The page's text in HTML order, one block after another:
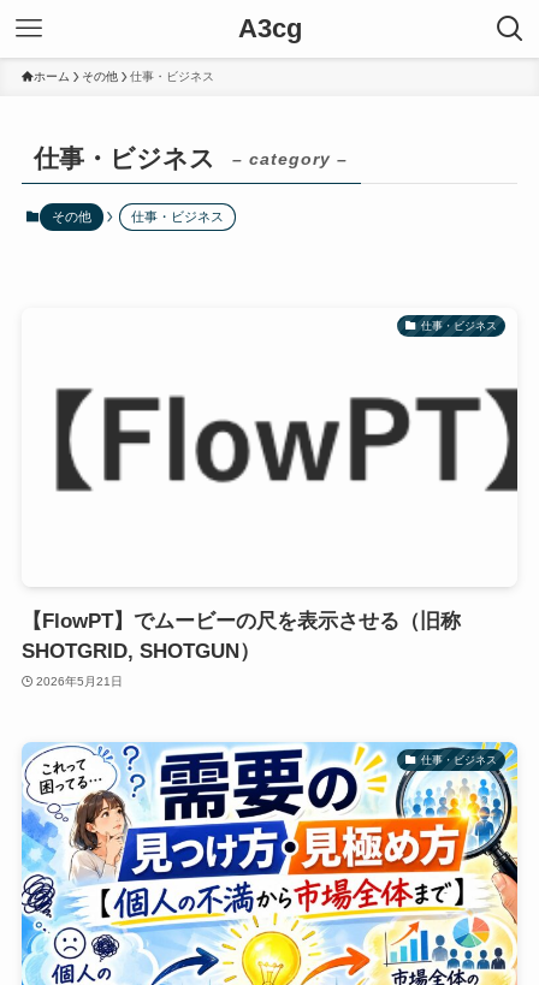
A3cg
ホーム その他 仕事・ビジネス
仕事・ビジネス – category –
その他 仕事・ビジネス
仕事・ビジネス
【FlowPT】でムービーの尺を表示させる（旧称
SHOTGRID, SHOTGUN）
2026年5月21日
仕事・ビジネス